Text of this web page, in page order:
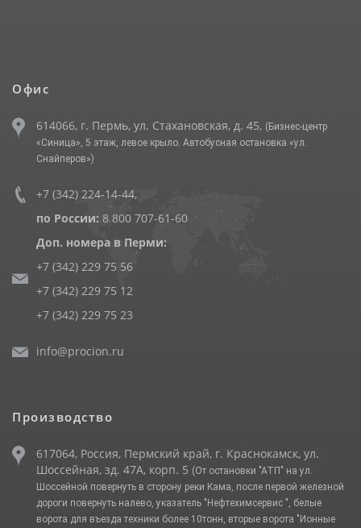
Офис
614066, г. Пермь, ул. Стахановская, д. 45, (Бизнес-центр
«Синица», 5 этаж, левое крыло. Автобусная остановка «ул.
Снайперов»)
+7 (342) 224-14-44,
по России: 8 800 707-61-60
Доп. номера в Перми:
+7 (342) 229 75 56
+7 (342) 229 75 12
+7 (342) 229 75 23
info@procion.ru
Производство
617064, Россия, Пермский край, г. Краснокамск, ул.
Шоссейная, зд. 47А, корп. 5 (От остановки "АТП" на ул.
Шоссейной повернуть в сторону реки Кама, после первой железной
дороги повернуть налево, указатель "Нефтехимсервис ", белые
ворота для въезда техники более 10тонн, вторые ворота "Ионные